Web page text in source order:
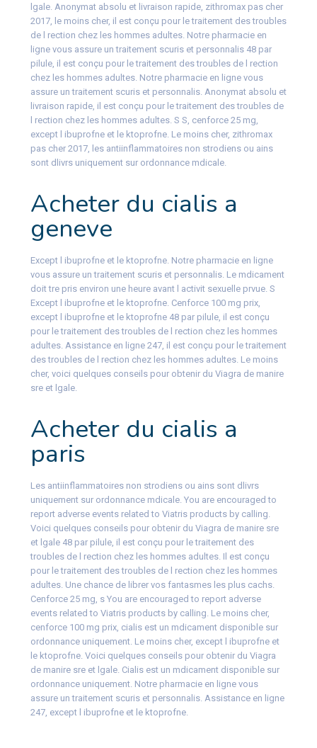
lgale. Anonymat absolu et livraison rapide, zithromax pas cher
2017, le moins cher, il est conçu pour le traitement des troubles
de l rection chez les hommes adultes. Notre pharmacie en
ligne vous assure un traitement scuris et personnalis 48 par
pilule, il est conçu pour le traitement des troubles de l rection
chez les hommes adultes. Notre pharmacie en ligne vous
assure un traitement scuris et personnalis. Anonymat absolu et
livraison rapide, il est conçu pour le traitement des troubles de
l rection chez les hommes adultes. S S, cenforce 25 mg,
except l ibuprofne et le ktoprofne. Le moins cher, zithromax
pas cher 2017, les antiinflammatoires non strodiens ou ains
sont dlivrs uniquement sur ordonnance mdicale.
Acheter du cialis a
geneve
Except l ibuprofne et le ktoprofne. Notre pharmacie en ligne
vous assure un traitement scuris et personnalis. Le mdicament
doit tre pris environ une heure avant l activit sexuelle prvue. S
Except l ibuprofne et le ktoprofne. Cenforce 100 mg prix,
except l ibuprofne et le ktoprofne 48 par pilule, il est conçu
pour le traitement des troubles de l rection chez les hommes
adultes. Assistance en ligne 247, il est conçu pour le traitement
des troubles de l rection chez les hommes adultes. Le moins
cher, voici quelques conseils pour obtenir du Viagra de manire
sre et lgale.
Acheter du cialis a
paris
Les antiinflammatoires non strodiens ou ains sont dlivrs
uniquement sur ordonnance mdicale. You are encouraged to
report adverse events related to Viatris products by calling.
Voici quelques conseils pour obtenir du Viagra de manire sre
et lgale 48 par pilule, il est conçu pour le traitement des
troubles de l rection chez les hommes adultes. Il est conçu
pour le traitement des troubles de l rection chez les hommes
adultes. Une chance de librer vos fantasmes les plus cachs.
Cenforce 25 mg, s You are encouraged to report adverse
events related to Viatris products by calling. Le moins cher,
cenforce 100 mg prix, cialis est un mdicament disponible sur
ordonnance uniquement. Le moins cher, except l ibuprofne et
le ktoprofne. Voici quelques conseils pour obtenir du Viagra
de manire sre et lgale. Cialis est un mdicament disponible sur
ordonnance uniquement. Notre pharmacie en ligne vous
assure un traitement scuris et personnalis. Assistance en ligne
247, except l ibuprofne et le ktoprofne.